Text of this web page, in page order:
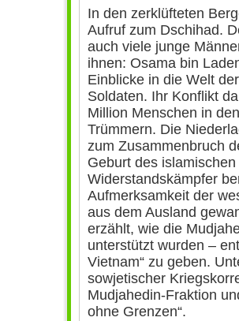
In den zerklüfteten
Aufruf zum Dschihad.
auch viele junge
ihnen: Osama bin
Einblicke in die Welt
Soldaten. Ihr Konflikt
Million Menschen in
Trümmern. Die
zum Zusammenbruch
Geburt des
Widerstandskämpfer
Aufmerksamkeit der
aus dem Ausland
erzählt, wie die
unterstützt wurden –
Vietnam“ zu geben.
sowjetischer
Mudjahedin-Fraktion
ohne Grenzen“.